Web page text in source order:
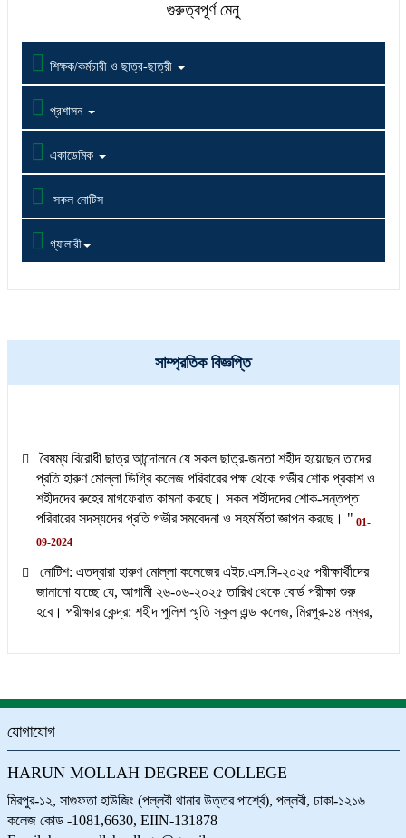
গুরুত্বপূর্ণ মেনু
 শিক্ষক/কর্মচারী ও ছাত্র-ছাত্রী
 প্রশাসন
 একাডেমিক
 সকল নোটিস
 গ্যালারী
সাম্প্রতিক বিজ্ঞপ্তি
বৈষম্য বিরোধী ছাত্র আন্দোলনে যে সকল ছাত্র-জনতা শহীদ হয়েছেন তাদের
প্রতি হারুণ মোল্লা ডিগ্রি কলেজ পরিবারের পক্ষ থেকে গভীর শোক প্রকাশ ও
শহীদদের রুহের মাগফেরাত কামনা করছে। সকল শহীদদের শোক-সন্তপ্ত
পরিবারের সদস্যদের প্রতি গভীর সমবেদনা ও সহমর্মিতা জ্ঞাপন করছে। " 01-
09-2024
নোটিশ: এতদ্বারা হারুণ মোল্লা কলেজের এইচ.এস.সি-২০২৫ পরীক্ষার্থীদের
জানানো যাচ্ছে যে, আগামী ২৬-০৬-২০২৫ তারিখ থেকে বোর্ড পরীক্ষা শুরু
হবে। পরীক্ষার কেন্দ্র: শহীদ পুলিশ স্মৃতি স্কুল এন্ড কলেজ, মিরপুর-১৪ নম্বর,
হারুণ মোল্লা ডিগ্রি কলেজের শিক্ষার্থীরা Asian University of
জানাই হারুণ মোল্লা ডিগ্রি কলেজের পক্ষ থেকে অভিন্দন।18-05-2025
বাংলাদেশ উন্মুক্ত বিশ্ববিদ্যালয়ের অধীনে হারুণ মোল্লা ডিগ্রি কলেজে প্রথম
বাউবি শিক্ষার্থীদের নিয়ে অ্যালামনাই এসোসিয়েশনের আহবায়ক কমিটি গঠিত
হয়েছে। উক্ত অ্যালামনাই এসোসিয়েশনের প্রধান উপদেষ্টা হারুণ মোল্লা
ডিগ্রি কলেজের উপাধ্যক্ষ(ভারপ্রাপ্ত) ও সমন্বয়কারী জনাব মোঃ আব্দুল্লাহ-
আল-মামুন স্যার, উপদেষ্টা কলেজের সহযোগী অধ্যাপক জনাব মোঃ হাবিবুর
রহমান খান স্যার, উপদেষ্টা জনাব কোরবান আলী। উক্ত আহবায়ক কমিটিকে
যোগাযোগ
HARUN MOLLAH DEGREE COLLEGE
মিরপুর-১২, সাগুফতা হাউজিং (পল্লবী থানার উত্তর পার্শ্বে), পল্লবী, ঢাকা-১২১৬
কলেজ কোড -1081,6630, EIIN-131878